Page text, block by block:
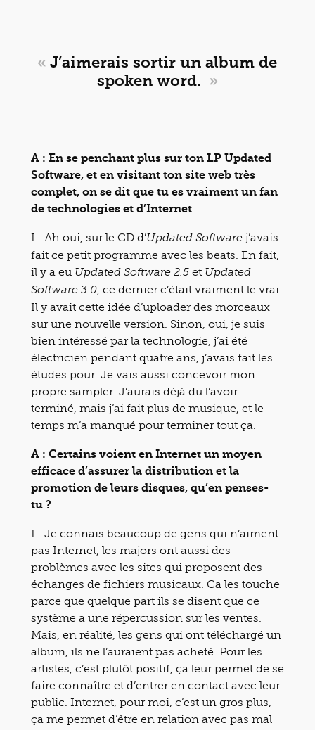
« J’aimerais sortir un album de
spoken word. »
A : En se penchant plus sur ton LP Updated
Software, et en visitant ton site web très
complet, on se dit que tu es vraiment un fan
de technologies et d’Internet
I : Ah oui, sur le CD d’Updated Software j’avais
fait ce petit programme avec les beats. En fait,
il y a eu Updated Software 2.5 et Updated
Software 3.0 , ce dernier c’était vraiment le vrai.
Il y avait cette idée d’uploader des morceaux
sur une nouvelle version. Sinon, oui, je suis
bien intéressé par la technologie, j’ai été
électricien pendant quatre ans, j’avais fait les
études pour. Je vais aussi concevoir mon
propre sampler. J’aurais déjà du l’avoir
terminé, mais j’ai fait plus de musique, et le
temps m’a manqué pour terminer tout ça.
A : Certains voient en Internet un moyen
efficace d’assurer la distribution et la
promotion de leurs disques, qu’en penses-
tu ?
I : Je connais beaucoup de gens qui n’aiment
pas Internet, les majors ont aussi des
problèmes avec les sites qui proposent des
échanges de fichiers musicaux. Ca les touche
parce que quelque part ils se disent que ce
système a une répercussion sur les ventes.
Mais, en réalité, les gens qui ont téléchargé un
album, ils ne l’auraient pas acheté. Pour les
artistes, c’est plutôt positif, ça leur permet de se
faire connaître et d’entrer en contact avec leur
public. Internet, pour moi, c’est un gros plus,
ça me permet d’être en relation avec pas mal